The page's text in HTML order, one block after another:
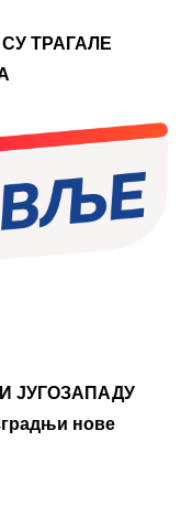
ТРАГАЛЕ
ЈУГОЗАПАДУ
нове